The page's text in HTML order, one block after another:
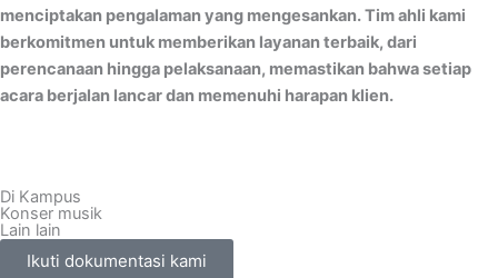
menciptakan pengalaman yang mengesankan. Tim ahli kami
berkomitmen untuk memberikan layanan terbaik, dari
perencanaan hingga pelaksanaan, memastikan bahwa setiap
acara berjalan lancar dan memenuhi harapan klien.
Di Kampus
Konser musik
Lain lain
Ikuti dokumentasi kami